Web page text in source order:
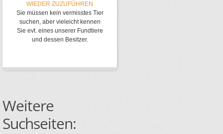
WIEDER ZUZUFÜHREN
Sie müssen kein vermisstes Tier
suchen, aber vieleicht kennen
Sie evt. eines unserer Fundtiere
und dessen Besitzer.
Weitere
Suchseiten: